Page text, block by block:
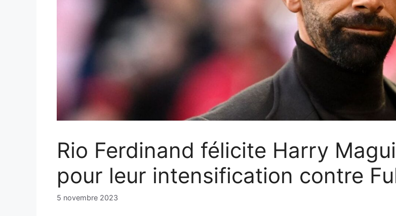
Rio Ferdinand félicite Harry
pour leur intensification contre
5 novembre 2023